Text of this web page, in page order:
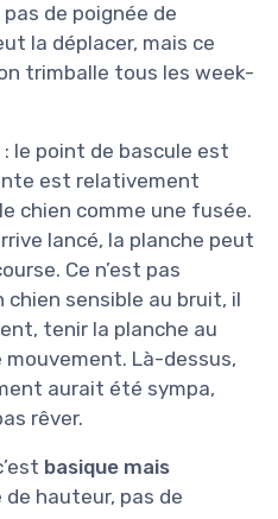
pas de poignée de
la déplacer, mais ce
trimballe tous les week-
: le point de bascule est
est relativement
chien comme une fusée.
lancé, la planche peut
Ce n’est pas
chien sensible au bruit, il
tenir la planche au
Là-dessus,
aurait été sympa,
rêver.
basique mais
de hauteur, pas de